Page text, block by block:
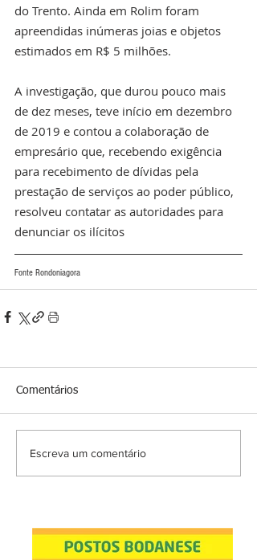
do Trento. Ainda em Rolim foram
apreendidas inúmeras joias e objetos
estimados em R$ 5 milhões.
A investigação, que durou pouco mais
de dez meses, teve início em dezembro
de 2019 e contou a colaboração de
empresário que, recebendo exigência
para recebimento de dívidas pela
prestação de serviços ao poder público,
resolveu contatar as autoridades para
denunciar os ilícitos
Fonte Rondoniagora
Comentários
Escreva um comentário